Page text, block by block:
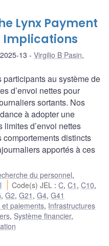
Lynx Payment
Implications
13 Virgilio B Pasin,
au système de
d’envoi nettes pour
sortants. Nos
à adopter une
d’envoi nettes
distincts
apportés à ces
du personnel,
Code(s) JEL :C,C1 ,C10,
, G2, G21 , G4, G41
et paiements, Infrastructures
, Système financier,